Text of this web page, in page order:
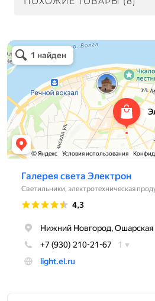
Электрон
Светильники в Нижнем Новгороде
Электротехническая продукция в